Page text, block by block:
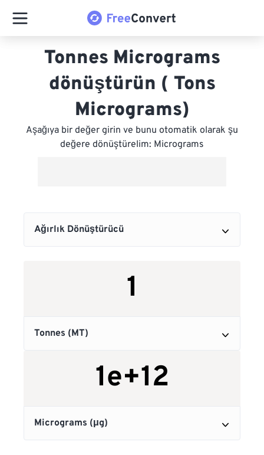
Tonnes Micrograms
dönüştürün ( Tons
Micrograms)
Aşağıya bir değer girin ve bunu otomatik olarak şu
değere dönüştürelim: Micrograms